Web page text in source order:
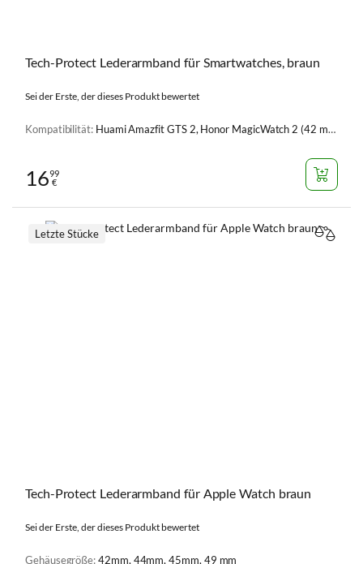
Tech-Protect Lederarmband für Smartwatches, braun
Sei der Erste, der dieses Produkt bewertet
Kompatibilität: Huami Amazfit GTS 2, Honor MagicWatch 2 (42 mm), Huami Amazfit GTR (42 mm), Huami Amazfit GTS 2e, Huami GTS 3, Huawei Watch GT 2 (42 mm), Huawei Watch GT 3 (42 mm), Samsung Galaxy Watch (42 mm), Samsung Galaxy Watch 3 (41 mm), Samsung Galaxy Watch 4 (40mm), Samsung Galaxy Watch 4 (44mm), Samsung Galaxy Watch 4 Classic (42 mm), Samsung Galaxy Watch 4 Classic (46 mm), Samsung Galaxy Watch 5 (40 mm), Samsung Galaxy Watch 5 (44 mm), Samsung Galaxy Watch 5 Pro (45 mm), Samsung Galaxy Watch 6 (40 mm), Samsung Galaxy Watch 6 (44 mm), Samsung Galaxy Watch 6 Classic (43 mm), Samsung Galaxy Watch 6 Classic (47 mm), Samsung Galaxy Watch FE (40mm), Samsung Galaxy Watch 7 (44 mm), Samsung Galaxy Watch 7 (40mm)
1699
€
Tech-Protect Lederarmband für Apple Watch braun
Sei der Erste, der dieses Produkt bewertet
Gehäusegröße:42mm, 44mm, 45mm, 49 mm
Letzte Stücke